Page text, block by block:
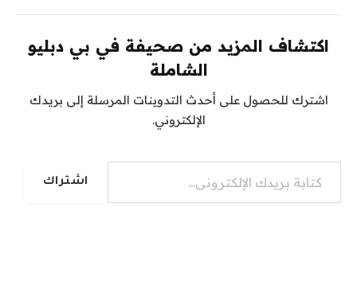
اكتشاف المزيد من صحيفة في بي دبليو
الشاملة
اشترك للحصول على أحدث التدوينات المرسلة إلى بريدك
الإلكتروني.
كتابة بريدك الإلكتروني...
اشتراك